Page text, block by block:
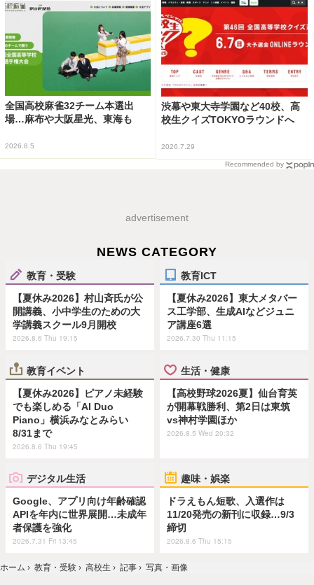
全国高校麻雀32チーム本選出
場…麻布や大阪星光、東海も
2026.8.5
渋幕や東大寺学園など40校、高
校生クイズTOKYOラウンドへ
2026.7.29
Recommended by
advertisement
NEWS CATEGORY
教育・受験
【夏休み2026】村山斉氏が公
開講義、小中学生のための大
学講義スクール9月開校
2026.8.6 Thu 19:15
教育ICT
【夏休み2026】東大メタバー
ス工学部、生成AIなどジュニ
ア講座6選
2026.7.30 Thu 11:15
教育イベント
【夏休み2026】ピアノ未経験
でも楽しめる「AI Duo
Piano」横浜みなとみらい
8/31まで
2026.8.6 Thu 19:45
生活・健康
【高校野球2026夏】仙台育英
が開幕戦勝利、第2日は東筑
vs神村学園ほか
2026.8.5 Wed 20:32
デジタル生活
Google、アプリ向け年齢確認
APIを年内に世界展開…未成年
者保護を強化
2026.7.31 Fri 13:45
趣味・娯楽
ドラえもん短歌、入選作は
11/20発売の新刊に収録…9/3
締切
2026.8.6 Thu 15:15
ホーム › 教育・受験 › 高校生 › 記事 › 写真・画像